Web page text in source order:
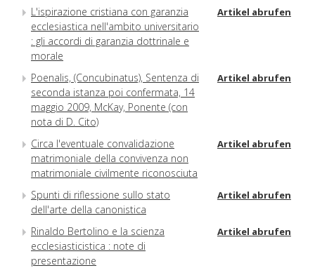
L'ispirazione cristiana con garanzia
ecclesiastica nell'ambito universitario
: gli accordi di garanzia dottrinale e
morale
Artikel abrufen
Poenalis, (Concubinatus), Sentenza di
seconda istanza poi confermata, 14
maggio 2009, McKay, Ponente (con
nota di D. Cito)
Artikel abrufen
Circa l'eventuale convalidazione
matrimoniale della convivenza non
matrimoniale civilmente riconosciuta
Artikel abrufen
Spunti di riflessione sullo stato
dell'arte della canonistica
Artikel abrufen
Rinaldo Bertolino e la scienza
ecclesiasticistica : note di
presentazione
Artikel abrufen